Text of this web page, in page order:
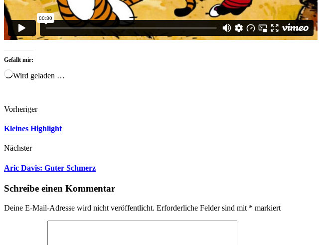
Gefällt mir:
Wird geladen …
Vorheriger
Kleines Highlight
Nächster
Aric Davis: Guter Schmerz
Schreibe einen Kommentar
Deine E-Mail-Adresse wird nicht veröffentlicht. Erforderliche Felder sind mit * markiert